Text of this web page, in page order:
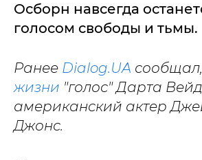
Осборн навсегда
голосом свободы и тьмы.
Ранее Dialog.UA
жизни "голос" Дарта
американский актер
Джонс.